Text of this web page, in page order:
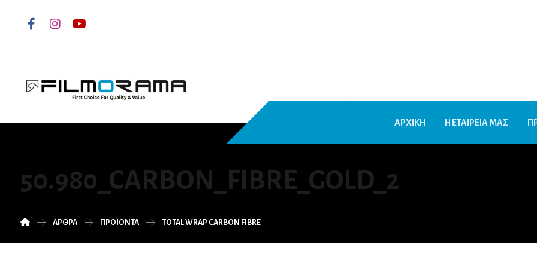
ΑΡΧΙΚΗ Η ΕΤΑΙΡΕΙΑ ΜΑΣ
50.980_CARBON_FIBRE_GOLD_2
ΆΡΘΡΑ ΠΡΟΪΌΝΤΑ TOTAL WRAP CARBON FIBRE